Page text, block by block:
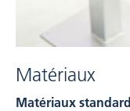
Matériaux
Matériaux standard